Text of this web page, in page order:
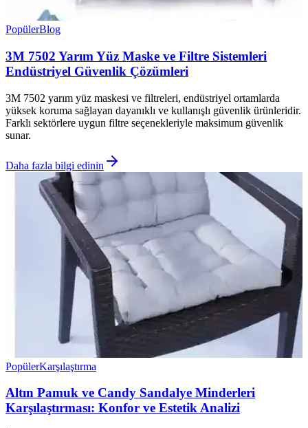
PopülerBlog
3M 7502 Yarım Yüz Maske ve Filtre Sistemleri
Endüstriyel Güvenlik Çözümleri
3M 7502 yarım yüz maskesi ve filtreleri, endüstriyel ortamlarda
yüksek koruma sağlayan dayanıklı ve kullanışlı güvenlik ürünleridir.
Farklı sektörlere uygun filtre seçenekleriyle maksimum güvenlik
sunar.
Daha fazla bilgi edinin
PopülerKarşılaştırma
Altın Pamuk ve Candy Sandalye Minderleri
Karşılaştırması: Konfor ve Estetik Analizi